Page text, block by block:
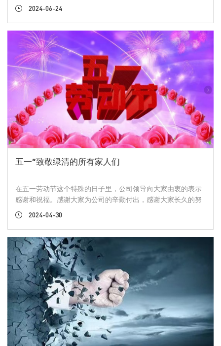
2024-06-24
五一”致敬绿清的所有家人们
在五一劳动节这个特殊的日子里，公司领导向大家由衷的表示
感谢和祝福。感谢大家为公司的辛勤付出，感谢大家长久的努
力工作，祝福大家节日快乐，愿大家卸下往日工作的疲惫，与
几个月里，绿清生物的所有家人们，上下齐心、同舟共济、共
克时艰。从销售人员到车间的一线工作人员，每一个绿清的家
人们都在自己的岗位上兢兢业业 、辛勤的付出，抛洒着汗水。
一份耕耘，一份收获，大家的努力，公司都看在眼里，感谢大
家为公司做出的贡献。 我们是一群志同道合的人走在了一起，
为了共同的目标，一起拼搏奋斗。相信只要我们团结一起，心
往一处想，力往一处使，一定会渡过困难，越来越好。 五一大
家可以放下一切，与爱人 、亲人、朋友一起团聚一下，享受一
下生活。假期归来让我们以更加饱满的热情投入到工作中，为
自己的幸福生活继续去奋斗。
2024-04-30